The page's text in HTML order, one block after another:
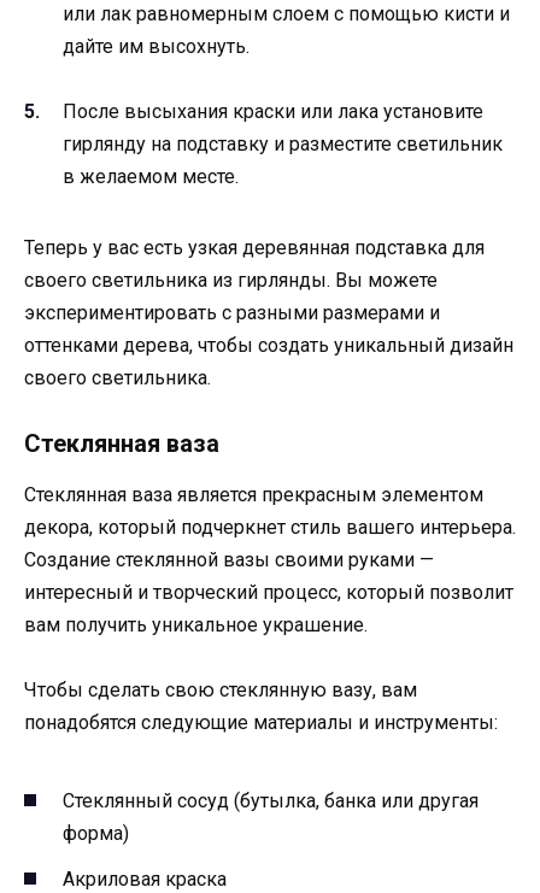
или лак равномерным слоем с помощью кисти и
дайте им высохнуть.
После высыхания краски или лака установите
гирлянду на подставку и разместите светильник
в желаемом месте.
Теперь у вас есть узкая деревянная подставка для
своего светильника из гирлянды. Вы можете
экспериментировать с разными размерами и
оттенками дерева, чтобы создать уникальный дизайн
своего светильника.
Стеклянная ваза
Стеклянная ваза является прекрасным элементом
декора, который подчеркнет стиль вашего интерьера.
Создание стеклянной вазы своими руками —
интересный и творческий процесс, который позволит
вам получить уникальное украшение.
Чтобы сделать свою стеклянную вазу, вам
понадобятся следующие материалы и инструменты:
Стеклянный сосуд (бутылка, банка или другая
форма)
Акриловая краска